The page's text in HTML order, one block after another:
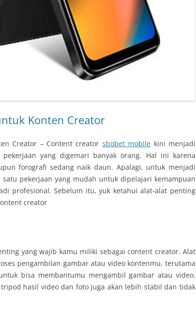
Konten Creator
Creator – Content creator sbobet mobile kini menjadi
yang digemari banyak orang. Hal ini karena
forografi sedang naik daun. Apalagi, untuk menjadi
pekerjaan yang mudah untuk dipelajari kemampuan
profesional. Sebelum itu, yuk ketahui alat-alat penting
creator
yang wajib kamu miliki sebagai content creator. Alat
pengambilan gambar atau video kontenmu, terutama
bisa membantumu mengambil gambar atau video.
hasil video dan foto juga akan lebih stabil dan tidak